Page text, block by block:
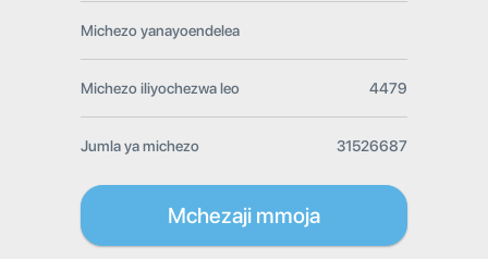
Michezo yanayoendelea
Michezo iliyochezwa leo 4479
Jumla ya michezo 31526687
Mchezaji mmoja